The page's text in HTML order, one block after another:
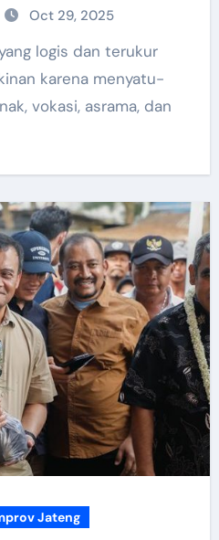
Oct 29, 2025
karena menyatu-
vokasi, asrama, dan
Jateng